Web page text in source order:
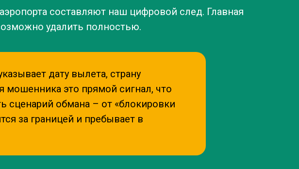
составляют наш цифровой след. Главная
удалить полностью.
дату вылета, страну
мошенника это прямой сигнал, что
сценарий обмана – от «блокировки
за границей и пребывает в